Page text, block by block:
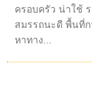
ครอบครัว น่าใช้
สมรรถนะดี พื้นที่ก
หาทาง...